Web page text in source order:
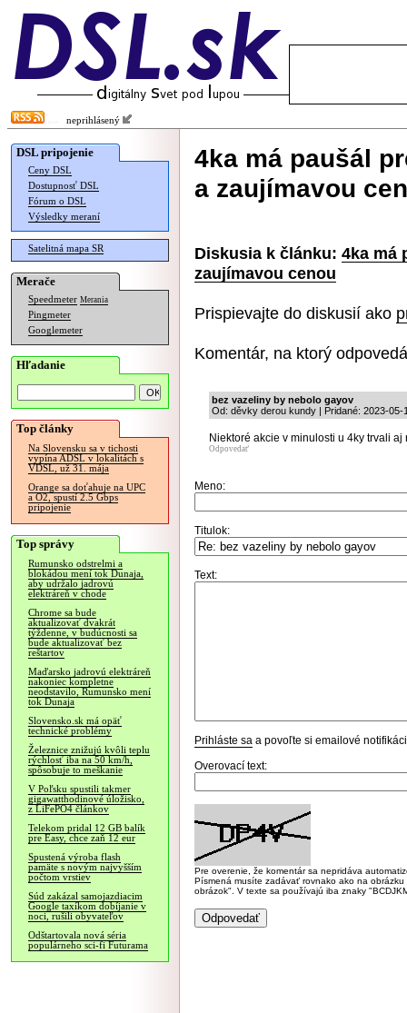
neprihlásený
DSL pripojenie
Ceny DSL
Dostupnosť DSL
Fórum o DSL
Výsledky meraní
Satelitná mapa SR
Merače
Speedmeter Merania
Pingmeter
Googlemeter
Hľadanie
Top články
Na Slovensku sa v tichosti
vypína ADSL v lokalitách s
VDSL, už 31. mája
Orange sa doťahuje na UPC
a O2, spustí 2.5 Gbps
pripojenie
Top správy
Rumunsko odstrelmi a
blokádou mení tok Dunaja,
aby udržalo jadrovú
elektráreň v chode
Chrome sa bude
aktualizovať dvakrát
týždenne, v budúcnosti sa
bude aktualizovať bez
reštartov
Maďarsko jadrovú elektráreň
nakoniec kompletne
neodstavilo, Rumunsko mení
tok Dunaja
Slovensko.sk má opäť
technické problémy
Železnice znižujú kvôli teplu
rýchlosť iba na 50 km/h,
spôsobuje to meškanie
V Poľsku spustili takmer
gigawatthodinové úložisko,
z LiFePO4 článkov
Telekom pridal 12 GB balík
pre Easy, chce zaň 12 eur
Spustená výroba flash
pamäte s novým najvyšším
počtom vrstiev
Súd zakázal samojazdiacim
Google taxíkom dobíjanie v
noci, rušili obyvateľov
Odštartovala nová séria
populárneho sci-fi Futurama
4ka má paušál
a zaujímavou
Diskusia k článku: 4ka má
zaujímavou cenou
Prispievajte do diskusií ako
Komentár, na ktorý
bez vazeliny by nebolo gayov
Od: děvky derou kundy | Pridané: 2023-05-
Niektoré akcie v minulosti u 4ky trvali aj
Odpovedať
Meno:
Titulok:
Text:
Prihláste sa a povoľte si emailové
Overovací text:
Pre overenie, že komentár sa nepridáva
Písmená musíte zadávať rovnako ako na
obrázok". V texte sa používajú iba znaky